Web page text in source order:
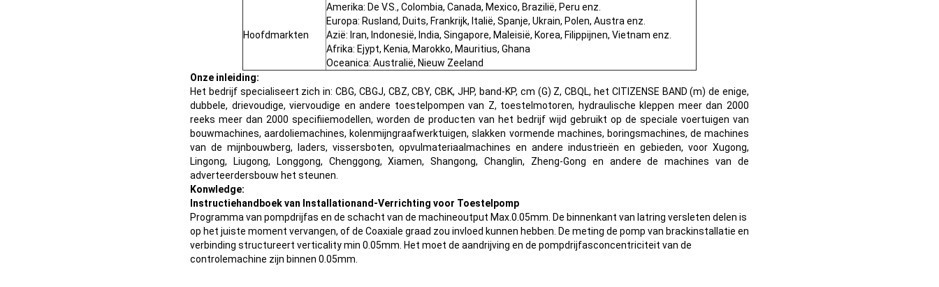
Hoofdmarkten
Amerika: De V.S., Colombia, Canada, Mexico, Brazilië, Peru enz.
Europa: Rusland, Duits, Frankrijk, Italië, Spanje, Ukrain, Polen, Austra enz.
Azië: Iran, Indonesië, India, Singapore, Maleisië, Korea, Filippijnen, Vietnam enz.
Afrika: Ejypt, Kenia, Marokko, Mauritius, Ghana
Oceanica: Australië, Nieuw Zeeland
Onze inleiding:
Het bedrijf specialiseert zich in: CBG, CBGJ, CBZ, CBY, CBK, JHP, band-KP, cm (G) Z, CBQL, het CITIZENSE BAND (m) de enige,
dubbele, drievoudige, viervoudige en andere toestelpompen van Z, toestelmotoren, hydraulische kleppen meer dan 2000
reeks meer dan 2000 specifiiemodellen, worden de producten van het bedrijf wijd gebruikt op de speciale voertuigen van
bouwmachines, aardoliemachines, kolenmijngraafwerktuigen, slakken vormende machines, boringsmachines, de machines
van de mijnbouwberg, laders, vissersboten, opvulmateriaalmachines en andere industrieën en gebieden, voor Xugong,
Lingong, Liugong, Longgong, Chenggong, Xiamen, Shangong, Changlin, Zheng-Gong en andere de machines van de
adverteerdersbouw het steunen.
Konwledge:
Instructiehandboek van Installationand-Verrichting voor Toestelpomp
Programma van pompdrijfas en de schacht van de machineoutput Max.0.05mm. De binnenkant van latring versleten delen is
op het juiste moment vervangen, of de Coaxiale graad zou invloed kunnen hebben. De meting de pomp van brackinstallatie en
verbinding structureert verticality min 0.05mm. Het moet de aandrijving en de pompdrijfasconcentriciteit van de
controlemachine zijn binnen 0.05mm.